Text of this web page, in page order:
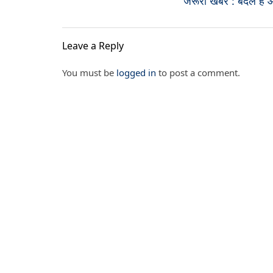
Leave a Reply
You must be logged in to post a comment.